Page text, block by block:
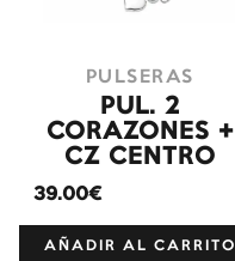
PULSERAS
PUL. 2
CORAZONES +
CZ CENTRO
39.00€
AÑADIR AL CARRITO